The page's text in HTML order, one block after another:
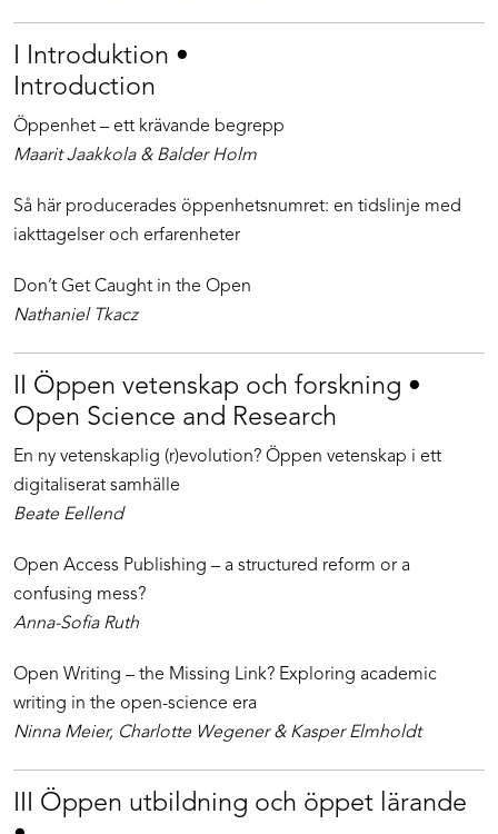
I Introduktion •
Introduction
Öppenhet – ett krävande begrepp
Maarit Jaakkola & Balder Holm
Så här producerades öppenhetsnumret: en tidslinje med
iakttagelser och erfarenheter
Don’t Get Caught in the Open
Nathaniel Tkacz
II Öppen vetenskap och forskning •
Open Science and Research
En ny vetenskaplig (r)evolution? Öppen vetenskap i ett
digitaliserat samhälle
Beate Eellend
Open Access Publishing – a structured reform or a
confusing mess?
Anna-Sofia Ruth
Open Writing – the Missing Link? Exploring academic
writing in the open-science era
Ninna Meier, Charlotte Wegener & Kasper Elmholdt
III Öppen utbildning och öppet lärande